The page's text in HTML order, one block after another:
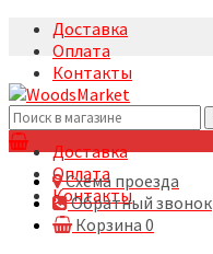
Доставка
Оплата
Контакты
+7(495)5322633
Доставка
Оплата
Контакты
Схема проезда
Обратный звонок
Корзина 0